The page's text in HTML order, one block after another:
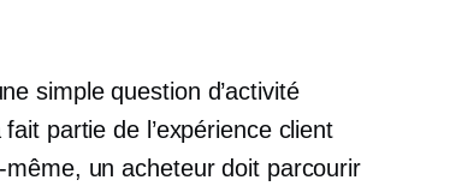
simple question d’activité
partie de l’expérience client
un acheteur doit parcourir